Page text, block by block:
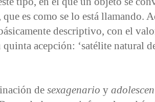
que es como se lo está llamando.
descriptivo, con el
quinta acepción: ‘satélite natural
de sexagenario y